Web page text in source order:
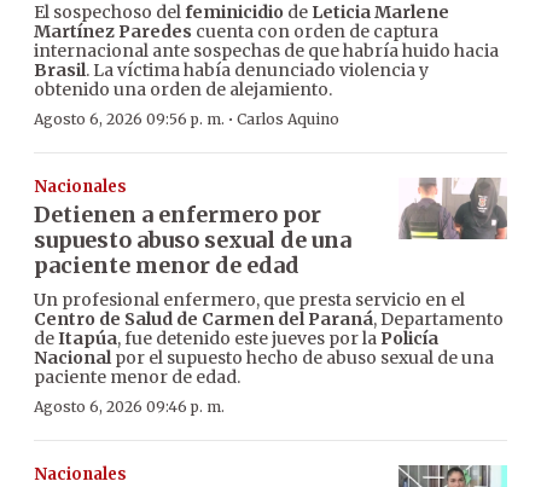
El sospechoso delfeminicidio de Leticia Marlene
Martínez Paredes cuenta con orden de captura
internacional ante sospechas de que habría huido hacia
Brasil. La víctima había denunciado violencia y
obtenido una orden de alejamiento.
Agosto 6, 2026 09:56 p. m. · Carlos Aquino
Nacionales
Detienen a enfermero por
supuesto abuso sexual de una
paciente menor de edad
Un profesional enfermero, que presta servicio en el
Centro de Salud de Carmen del Paraná, Departamento
deItapúa, fue detenido este jueves por la Policía
Nacionalpor el supuesto hecho de abuso sexual de una
paciente menor de edad.
Agosto 6, 2026 09:46 p. m.
Nacionales